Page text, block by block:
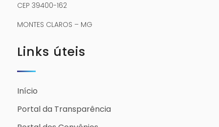
CEP 39400-162
MONTES CLAROS – MG
Links úteis
Início
Portal da Transparência